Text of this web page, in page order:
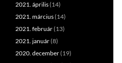
2021. április(14)
2021. március(14)
2021. február(13)
2021. január(8)
2020. december(19)